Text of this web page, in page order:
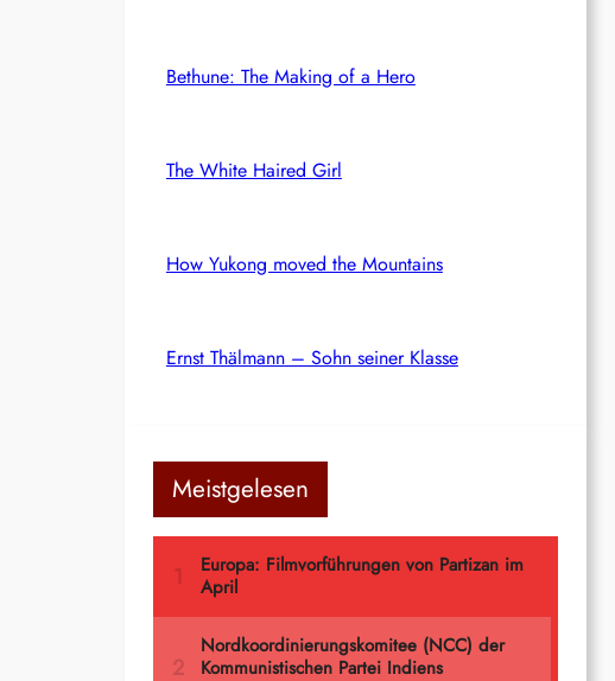
Bethune: The Making of a Hero
The White Haired Girl
How Yukong moved the Mountains
Ernst Thälmann – Sohn seiner Klasse
Meistgelesen